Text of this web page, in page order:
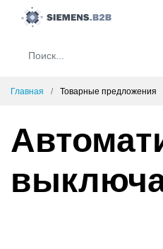
Главная Товарные предложения